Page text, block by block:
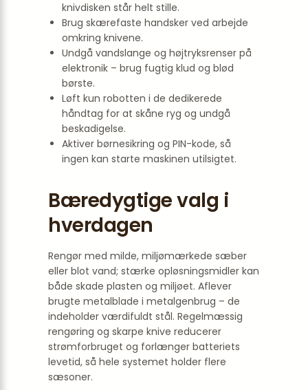
knivdisken står helt stille.
Brug skærefaste handsker ved arbejde
omkring knivene.
Undgå vandslange og højtryksrenser på
elektronik – brug fugtig klud og blød
børste.
Løft kun robotten i de dedikerede
håndtag for at skåne ryg og undgå
beskadigelse.
Aktiver børnesikring og PIN-kode, så
ingen kan starte maskinen utilsigtet.
Bæredygtige valg i
hverdagen
Rengør med milde, miljømærkede sæber
eller blot vand; stærke opløsningsmidler kan
både skade plasten og miljøet. Aflever
brugte metalblade i metalgenbrug – de
indeholder værdifuldt stål. Regelmæssig
rengøring og skarpe knive reducerer
strømforbruget og forlænger batteriets
levetid, så hele systemet holder flere
sæsoner.